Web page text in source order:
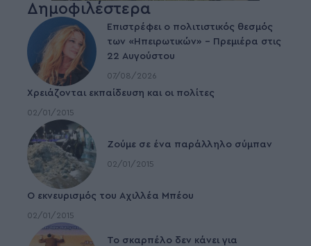
Δημοφιλέστερα
Επιστρέφει ο πολιτιστικός θεσμός
των «Ηπειρωτικών» – Πρεμιέρα στις
22 Αυγούστου
07/08/2026
Χρειάζονται εκπαίδευση και οι πολίτες
02/01/2015
Ζούμε σε ένα παράλληλο σύμπαν
02/01/2015
Ο εκνευρισμός του Αχιλλέα Μπέου
02/01/2015
To σκαρπέλο δεν κάνει για